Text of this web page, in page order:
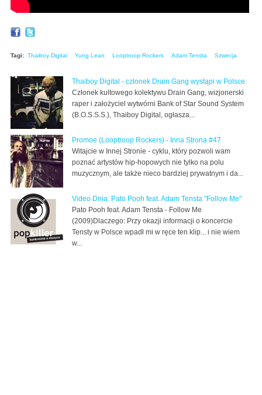
Tagi: Thaiboy Digital Yung Lean Looptroop Rockers Adam Tensta Szwecja
Thaiboy Digital - członek Drain Gang wystąpi w Polsce
Członek kultowego kolektywu Drain Gang, wizjonerski
raper i założyciel wytwórni Bank of Star Sound System
(B.O.S.S.S.), Thaiboy Digital, ogłasza...
Promoe (Looptroop Rockers) - Inna Strona #47
Witajcie w Innej Stronie - cyklu, który pozwoli wam
poznać artystów hip-hopowych nie tylko na polu
muzycznym, ale także nieco bardziej prywatnym i da...
Video Dnia: Pato Pooh feat. Adam Tensta "Follow Me"
Pato Pooh feat. Adam Tensta - Follow Me
(2009)Dlaczego: Przy okazji informacji o koncercie
Tensty w Polsce wpadł mi w ręce ten klip... i nie wiem
w...